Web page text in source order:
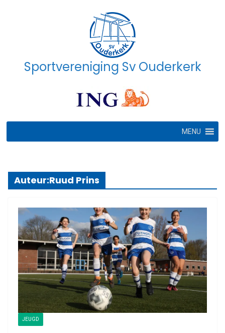
Sportvereniging Sv Ouderkerk
MENU
Auteur:Ruud Prins
JEUGD